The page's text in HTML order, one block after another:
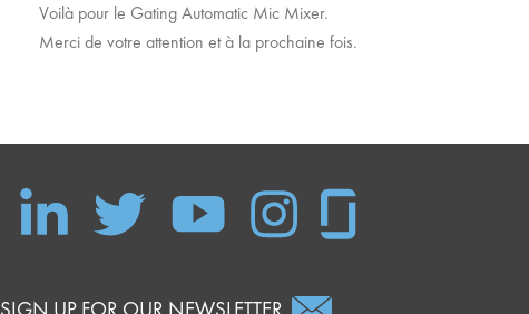
Voilà pour le Gating Automatic Mic Mixer.
Merci de votre attention et à la prochaine fois.